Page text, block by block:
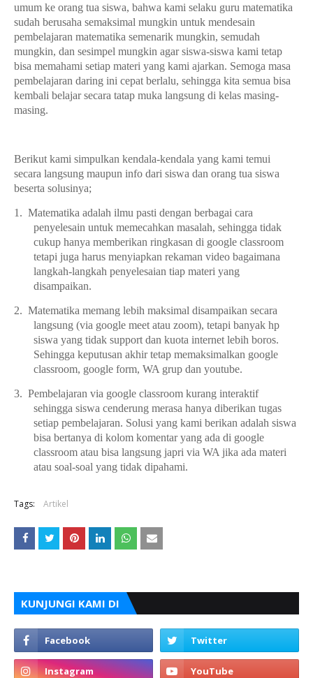
umum ke orang tua siswa, bahwa kami selaku guru matematika
sudah berusaha semaksimal mungkin untuk mendesain
pembelajaran matematika semenarik mungkin, semudah
mungkin, dan sesimpel mungkin agar siswa-siswa kami tetap
bisa memahami setiap materi yang kami ajarkan. Semoga masa
pembelajaran daring ini cepat berlalu, sehingga kita semua bisa
kembali belajar secara tatap muka langsung di kelas masing-
masing.
Berikut kami simpulkan kendala-kendala yang kami temui
secara langsung maupun info dari siswa dan orang tua siswa
beserta solusinya;
1. Matematika adalah ilmu pasti dengan berbagai cara
penyelesain untuk memecahkan masalah, sehingga tidak
cukup hanya memberikan ringkasan di google classroom
tetapi juga harus menyiapkan rekaman video bagaimana
langkah-langkah penyelesaian tiap materi yang
disampaikan.
2. Matematika memang lebih maksimal disampaikan secara
langsung (via google meet atau zoom), tetapi banyak hp
siswa yang tidak support dan kuota internet lebih boros.
Sehingga keputusan akhir tetap memaksimalkan google
classroom, google form, WA grup dan youtube.
3. Pembelajaran via google classroom kurang interaktif
sehingga siswa cenderung merasa hanya diberikan tugas
setiap pembelajaran. Solusi yang kami berikan adalah siswa
bisa bertanya di kolom komentar yang ada di google
classroom atau bisa langsung japri via WA jika ada materi
atau soal-soal yang tidak dipahami.
Tags: Artikel
KUNJUNGI KAMI DI